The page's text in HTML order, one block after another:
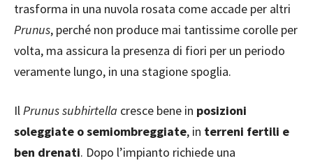
trasforma in una nuvola rosata come accade per altri
Prunus, perché non produce mai tantissime corolle per
volta, ma assicura la presenza di fiori per un periodo
veramente lungo, in una stagione spoglia.
IlPrunus subhirtella cresce bene in posizioni
soleggiate o semiombreggiate, in terreni fertili e
ben drenati. Dopo l’impianto richiede una